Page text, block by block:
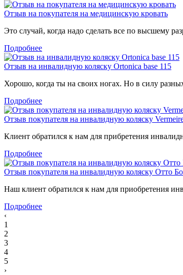
Отзыв на покупателя на медицинскую кровать
Это случай, когда надо сделать все по высшему
Подробнее
Отзыв на инвалидную коляску Ortonica base 115
Хорошо, когда ты на своих ногах. Но в силу
Подробнее
Отзыв покупателя на инвалидную коляску
Клиент обратился к нам для прибретения
Подробнее
Отзыв покупателя на инвалидную коляску Отто
Наш клиент обратился к нам для приобретения
Подробнее
‹
1
2
3
4
5
›